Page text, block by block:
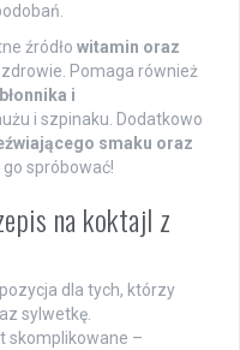
źródło witamin oraz
Pomaga również
błonnika i
i szpinaku. Dodatkowo
smaku oraz
go spróbować!
na koktajl z
dla tych, którzy
sylwetkę.
skomplikowane –